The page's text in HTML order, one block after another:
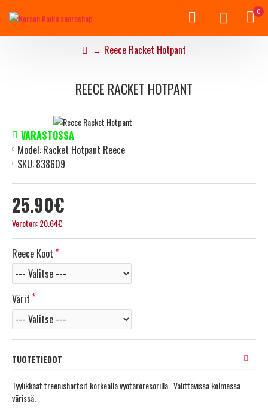
0
Reece Racket Hotpant
REECE RACKET HOTPANT
25.90€
Veroton: 20.64€
VARASTOSSA
Model:Racket Hotpant Reece
SKU:838609
Reece Koot
Värit
TUOTETIEDOT
Tyylikkäät treenishortsit korkealla vyötäröresorilla. Valittavissa kolmessa
värissä.